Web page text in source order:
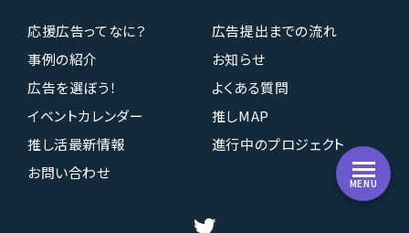
MENU
応援広告ってなに？
広告提出までの流れ
事例の紹介
お知らせ
広告を選ぼう！
よくある質問
イベントカレンダー
推しMAP
推し活最新情報
進行中のプロジェクト
お問い合わせ